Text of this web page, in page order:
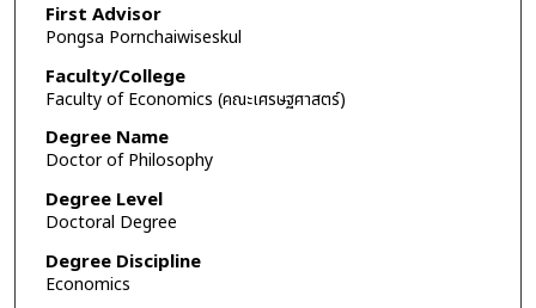
First Advisor
Pongsa Pornchaiwiseskul
Faculty/College
Faculty of Economics (คณะเศรษฐศาสตร์)
Degree Name
Doctor of Philosophy
Degree Level
Doctoral Degree
Degree Discipline
Economics